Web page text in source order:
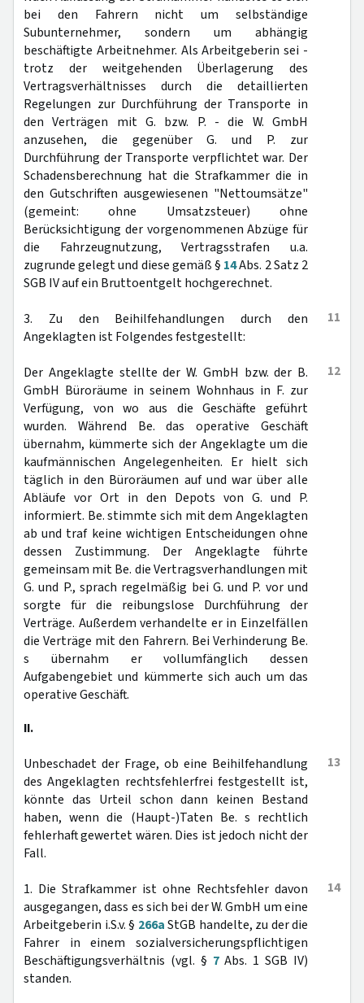
bei den Fahrern nicht um selbständige
Subunternehmer, sondern um abhängig
beschäftigte Arbeitnehmer. Als Arbeitgeberin sei -
trotz der weitgehenden Überlagerung des
Vertragsverhältnisses durch die detaillierten
Regelungen zur Durchführung der Transporte in
den Verträgen mit G. bzw. P. - die W. GmbH
anzusehen, die gegenüber G. und P. zur
Durchführung der Transporte verpflichtet war. Der
Schadensberechnung hat die Strafkammer die in
den Gutschriften ausgewiesenen "Nettoumsätze"
(gemeint: ohne Umsatzsteuer) ohne
Berücksichtigung der vorgenommenen Abzüge für
die Fahrzeugnutzung, Vertragsstrafen u.a.
zugrunde gelegt und diese gemäß § 14Abs. 2 Satz 2
SGB IV auf ein Bruttoentgelt hochgerechnet.
11
3. Zu den Beihilfehandlungen durch den
Angeklagten ist Folgendes festgestellt:
12
Der Angeklagte stellte der W. GmbH bzw. der B.
GmbH Büroräume in seinem Wohnhaus in F. zur
Verfügung, von wo aus die Geschäfte geführt
wurden. Während Be. das operative Geschäft
übernahm, kümmerte sich der Angeklagte um die
kaufmännischen Angelegenheiten. Er hielt sich
täglich in den Büroräumen auf und war über alle
Abläufe vor Ort in den Depots von G. und P.
informiert. Be. stimmte sich mit dem Angeklagten
ab und traf keine wichtigen Entscheidungen ohne
dessen Zustimmung. Der Angeklagte führte
gemeinsam mit Be. die Vertragsverhandlungen mit
G. und P., sprach regelmäßig bei G. und P. vor und
sorgte für die reibungslose Durchführung der
Verträge. Außerdem verhandelte er in Einzelfällen
die Verträge mit den Fahrern. Bei Verhinderung Be.
s übernahm er vollumfänglich dessen
Aufgabengebiet und kümmerte sich auch um das
operative Geschäft.
II.
13
Unbeschadet der Frage, ob eine Beihilfehandlung
des Angeklagten rechtsfehlerfrei festgestellt ist,
könnte das Urteil schon dann keinen Bestand
haben, wenn die (Haupt-)Taten Be. s rechtlich
fehlerhaft gewertet wären. Dies ist jedoch nicht der
Fall.
14
1. Die Strafkammer ist ohne Rechtsfehler davon
ausgegangen, dass es sich bei der W. GmbH um eine
Arbeitgeberin i.S.v. § 266aStGB handelte, zu der die
Fahrer in einem sozialversicherungspflichtigen
Beschäftigungsverhältnis (vgl. § 7Abs. 1 SGB IV)
standen.